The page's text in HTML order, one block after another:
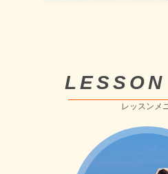
レッスンメ